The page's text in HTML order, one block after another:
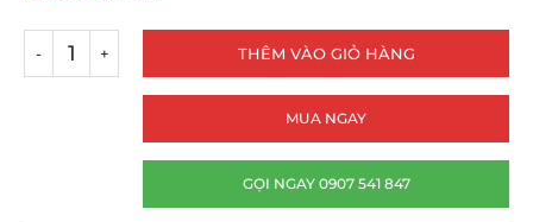
THÊM VÀO GIỎ HÀNG
MUA NGAY
GỌI NGAY 0907 541 847